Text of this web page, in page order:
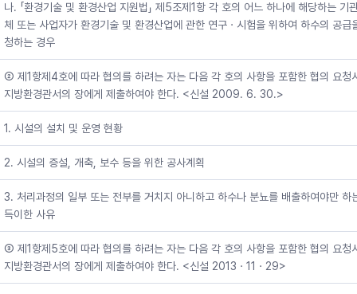
나. 「환경기술 및 환경산업 지원법」 제5조제1항 각 호의 어느 하나에 해당하는 기
체 또는 사업자가 환경기술 및 환경산업에 관한 연구ㆍ시험을 위하여 하수의 공급
청하는 경우
② 제1항제4호에 따라 협의를 하려는 자는 다음 각 호의 사항을 포함한 협의 요청
지방환경관서의 장에게 제출하여야 한다. <신설 2009. 6. 30.>
1. 시설의 설치 및 운영 현황
2. 시설의 증설, 개축, 보수 등을 위한 공사계획
3. 처리과정의 일부 또는 전부를 거치지 아니하고 하수나 분뇨를 배출하여야만 하
득이한 사유
③ 제1항제5호에 따라 협의를 하려는 자는 다음 각 호의 사항을 포함한 협의 요청
지방환경관서의 장에게 제출하여야 한다. <신설 2013ㆍ11ㆍ29>